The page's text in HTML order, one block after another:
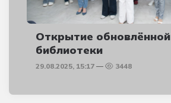
Открытие обновлённой
библиотеки
29.08.2025, 15:17 3448